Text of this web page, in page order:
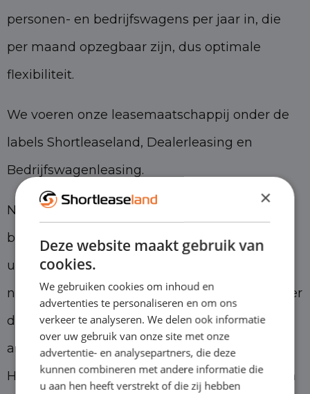
personen- en bedrijfswagens per jaar in, die
per maand opzegbaar zijn, dus optimale
flexibiliteit.
We voeren onze leasemaatschappij onder de
labels Shortleaseland, Dealerleasing en
Bedrijfswagenleasing.
Naast onze shortlease maatschappij
beschikken we ook over het grootste
universele BOVAG-autobedrijf van Nederland,
namelijk Eurocars. We bestaan inmiddels meer
dan 25 jaar en hebben nog steeds torenhoge
ambities. Met de labels Eurocars in Oss en
Helmond en Eurocars bedrijfswagens in Asten
×
Deze website maakt gebruik van
cookies.
We gebruiken cookies om inhoud en
advertenties te personaliseren en om ons
verkeer te analyseren. We delen ook informatie
over uw gebruik van onze site met onze
advertentie- en analysepartners, die deze
kunnen combineren met andere informatie die
u aan hen heeft verstrekt of die zij hebben